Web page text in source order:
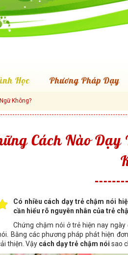
Học Phương Pháp Dạy
Không?
Cách Nào
Có nhiều cách dạy trẻ chậm nói
cần hiểu rõ nguyên nhân của trẻ
Chứng chậm nói ở trẻ hiện nay
Bằng các phương pháp phát hiện
thiện. Vậy cách dạy trẻ chậm nói sao